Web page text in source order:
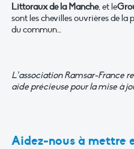
Littoraux de la Manche, et le
sont les chevilles ouvrières de
du commun…
L’association Ramsar-France
aide précieuse pour la mise à
Aidez-nous à mettre